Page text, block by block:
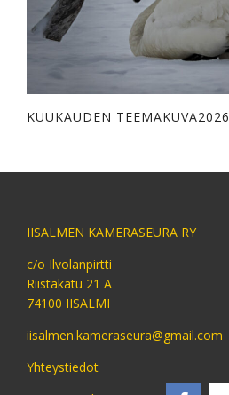
KUUKAUDEN TEEMAKUVA2026
IISALMEN KAMERASEURA RY
c/o Ilvolanpirtti
Riistakatu 21 A
74100 IISALMI
iisalmen.kameraseura@gmail.com
Yhteystiedot